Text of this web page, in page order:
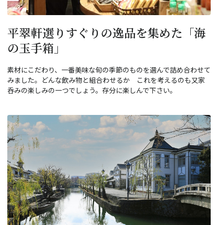
平翠軒選りすぐりの逸品を集めた「海
の玉手箱」
素材にこだわり、一番美味な旬の季節のものを選んで詰め合わせて
みました。どんな飲み物と組合わせるか これを考えるのも又家
呑みの楽しみの一つでしょう。存分に楽しんで下さい。